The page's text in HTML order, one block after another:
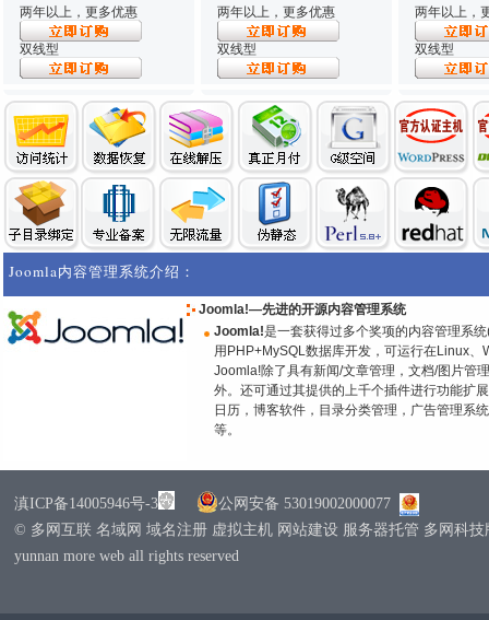
两年以上，更多优惠
双线型
两年以上，更多优惠
双线型
两年以上，
双线型
Joomla内容管理系统介绍：
Joomla!—先进的开源内容管理系统
Joomla!是一套获得过多个奖项的内容管理系
用PHP+MySQL数据库开发，可运行在Linux
Joomla!除了具有新闻/文章管理，文档/图片管
外。还可通过其提供的上千个插件进行功能扩
日历，博客软件，目录分类管理，广告管理系
等。
滇ICP备14005946号-3
公网安备 53019002000077
© 多网互联 名域网 域名注册 虚拟主机 网站建设 服务器托管 多网科技
yunnan more web all rights reserved